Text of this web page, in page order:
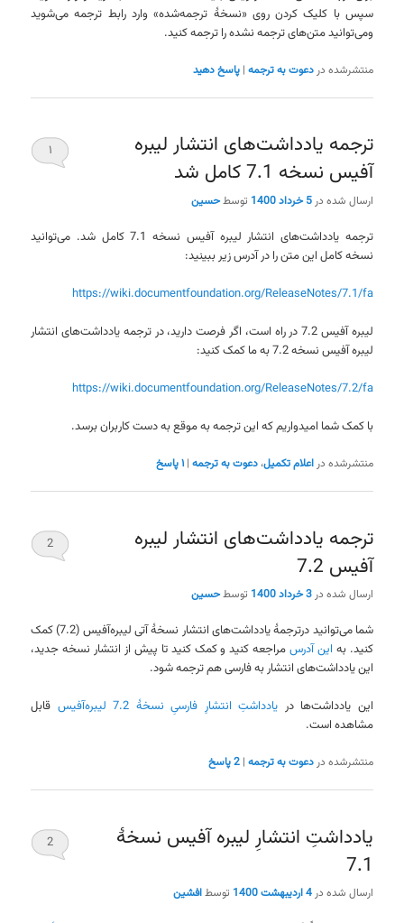
سپس با کلیک کردن روی «نسخهٔ ترجمه‌شده» وارد رابط ترجمه می‌شوید
ومی‌توانید متن‌های ترجمه نشده را ترجمه کنید.
منتشرشده در دعوت به ترجمه |پاسخ دهید
ترجمه یادداشت‌های انتشار لیبره
آفیس نسخه 7.1 کامل شد
ارسال شده در5 خرداد 1400 توسطحسین
۱
ترجمه یادداشت‌های انتشار لیبره آفیس نسخه 7.1 کامل شد. می‌توانید
نسخه کامل این متن را در آدرس زیر ببینید:
https://wiki.documentfoundation.org/ReleaseNotes/7.1/fa
لیبره آفیس 7.2 در راه است، اگر فرصت دارید، در ترجمه یادداشت‌های انتشار
لیبره آفیس نسخه 7.2 به ما کمک کنید:
https://wiki.documentfoundation.org/ReleaseNotes/7.2/fa
با کمک شما امیدواریم که این ترجمه به موقع به دست کاربران برسد.
منتشرشده در اعلام تکمیل،دعوت به ترجمه |۱پاسخ
ترجمه یادداشت‌های انتشار لیبره
آفیس 7.2
ارسال شده در3 خرداد 1400 توسطحسین
2
شما می‌توانید درترجمهٔ یادداشت‌های انتشار نسخهٔ آتی لیبره‌آفیس (7.2) کمک
کنید. به این آدرسمراجعه کنید و کمک کنید تا پیش از انتشار نسخه جدید،
این یادداشت‌های انتشار به فارسی هم ترجمه شود.
این یادداشت‌ها در یادداشتِ انتشارِ فارسیِ نسخهٔ 7.2 لیبره‌آفیس
قابل
مشاهده است.
منتشرشده در دعوت به ترجمه |
2پاسخ
یادداشتِ انتشارِ لیبره آفیس نسخهٔ
7.1
ارسال شده در4 اردیبهشت 1400 توسطافشین
2